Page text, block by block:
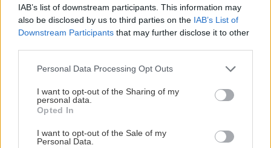
IAB’s list of downstream participants. This information may
also be disclosed by us to third parties on the IAB’s List of
Downstream Participants that may further disclose it to other
Please note that this website/app uses one or more Google
not limited to your visit or usage behaviour. You may click to
grant or deny consent to Google and its third-party tags to
use your data for below specified purposes in below Google
consent section.
Personal Data Processing Opt Outs
I want to opt-out of the Sharing of my
personal data.
Opted In
I want to opt-out of the Sale of my
Personal Data.
Rekonštrukcia interiéru
Sadrokartón zvládnete
sami
Stavebný materiál